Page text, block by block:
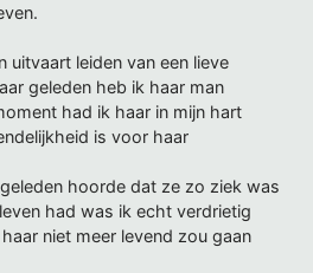
uitvaart leiden van een lieve
geleden heb ik haar man
had ik haar in mijn hart
is voor haar
hoorde dat ze zo ziek was
had was ik echt verdrietig
niet meer levend zou gaan